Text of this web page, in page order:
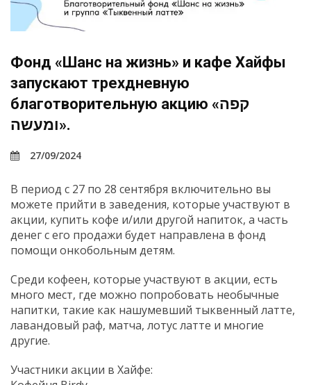
Фонд «Шанс на жизнь» и кафе Хайфы
запускают трехдневную
благотворительную акцию ‎«קפה
ומעשה».
27/09/2024
В период с 27 по 28 сентября включительно вы
можете прийти в заведения, которые участвуют в
акции, купить кофе и/или другой напиток, а часть
денег с его продажи будет направлена в фонд
помощи онкобольным детям.
Среди кофеен, которые участвуют в акции, есть
много мест, где можно попробовать необычные
напитки, такие как нашумевший тыквенный латте,
лавандовый раф, матча, лотус латте и многие
другие.
Участники акции в Хайфе: